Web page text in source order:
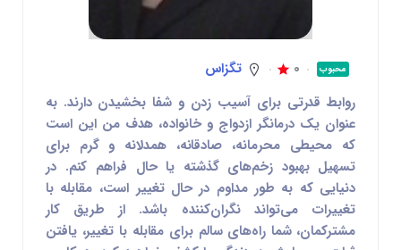
محبوب 0
تگزاس
روابط قدرتی برای آسیب زدن و شفا بخشیدن دارند. به
عنوان یک درمانگر ازدواج و خانواده، هدف من این است
که محیطی محرمانه، صادقانه، همدلانه و گرم برای
تسهیل بهبود زخم‌های گذشته یا حال فراهم کنم. در
دنیایی که به طور مداوم در حال تغییر است، مقابله با
تغییرات می‌تواند نگران‌کننده باشد. از طریق کار
مشترکمان، شما راه‌های سالم برای مقابله با تغییر، یافتن